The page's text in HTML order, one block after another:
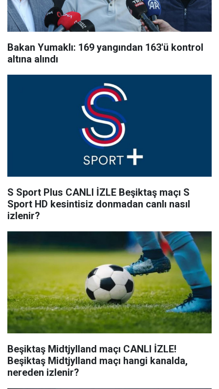
Bakan Yumaklı: 169 yangından 163'ü kontrol
altına alındı
S Sport Plus CANLI İZLE Beşiktaş maçı S
Sport HD kesintisiz donmadan canlı nasıl
izlenir?
Beşiktaş Midtjylland maçı CANLI İZLE!
Beşiktaş Midtjylland maçı hangi kanalda,
nereden izlenir?